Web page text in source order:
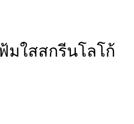
มใสสกรีนโลโก้